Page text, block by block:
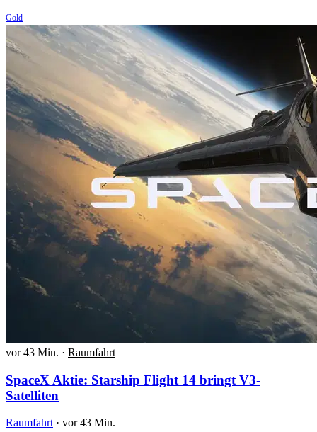
Gold
vor 43 Min. · Raumfahrt
SpaceX Aktie: Starship Flight 14 bringt V3-
Satelliten
Raumfahrt · vor 43 Min.